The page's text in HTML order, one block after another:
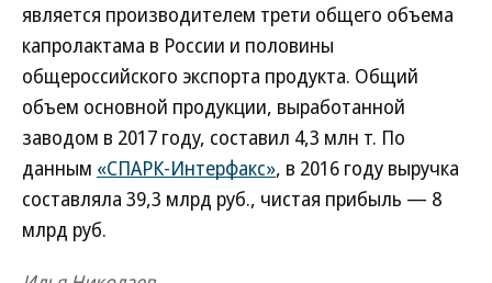
является производителем трети общего объема
капролактама в России и половины
общероссийского экспорта продукта. Общий
объем основной продукции, выработанной
заводом в 2017 году, составил 4,3 млн т. По
данным «СПАРК-Интерфакс», в 2016 году выручка
составляла 39,3 млрд руб., чистая прибыль — 8
млрд руб.